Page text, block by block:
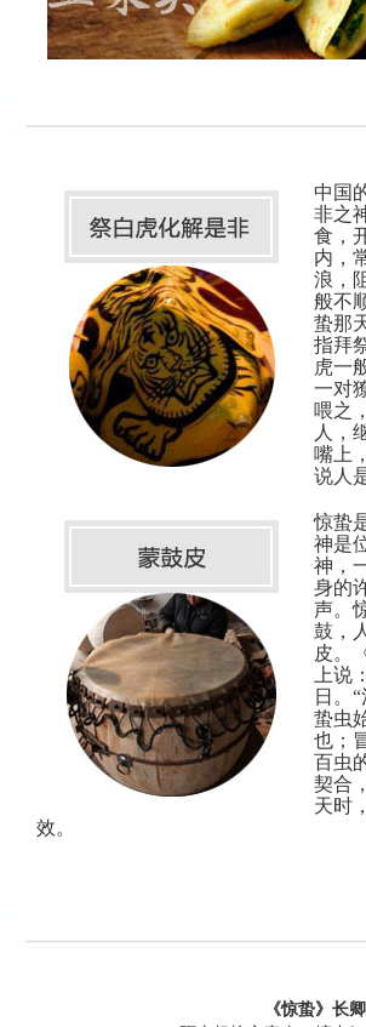
2.平底锅加油，油热后放入蒜片爆香后冲入开水
3.将一整块浓汤宝放入锅中，稀释开
4.将火腿丝放入锅中，转小火慢炖2分钟
3.将面糊，烙成小面饼；加入馅料，煎至两面金
中国
非之
食，
内，
浪，
般不
蛰那
指拜
虎一
一对
喂之
人，
嘴上
说人
惊蛰
神是
神，
身的
声。
鼓，
皮。
上说
日。
蛰虫
也；
百虫
契合
天时
效。
《惊蛰》长卿